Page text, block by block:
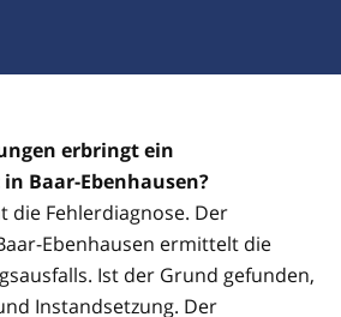
erbringt ein
Baar-Ebenhausen?
die Fehlerdiagnose. Der
Ebenhausen ermittelt die
Ist der Grund gefunden,
Instandsetzung. Der